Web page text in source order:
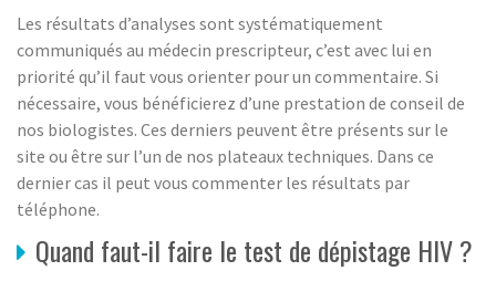
Les résultats d’analyses sont systématiquement
communiqués au médecin prescripteur, c’est avec lui en
priorité qu’il faut vous orienter pour un commentaire. Si
nécessaire, vous bénéficierez d’une prestation de conseil de
nos biologistes. Ces derniers peuvent être présents sur le
site ou être sur l’un de nos plateaux techniques. Dans ce
dernier cas il peut vous commenter les résultats par
téléphone.
Quand faut-il faire le test de dépistage HIV ?